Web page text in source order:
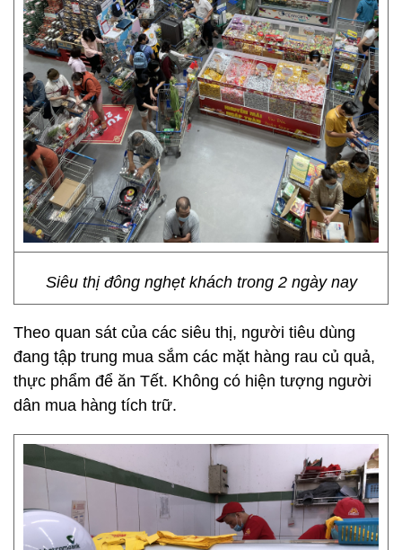
Siêu thị đông nghẹt khách trong 2 ngày nay
Theo quan sát của các siêu thị, người tiêu dùng
đang tập trung mua sắm các mặt hàng rau củ quả,
thực phẩm để ăn Tết. Không có hiện tượng người
dân mua hàng tích trữ.